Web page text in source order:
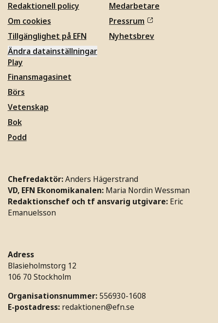
Redaktionell policy
Om cookies
Tillgänglighet på EFN
Ändra datainställningar
Medarbetare
Pressrum
Nyhetsbrev
Play
Finansmagasinet
Börs
Vetenskap
Bok
Podd
Chefredaktör:Anders Hägerstrand
VD, EFN Ekonomikanalen: Maria Nordin Wessman
Redaktionschef och tf ansvarig utgivare: Eric
Emanuelsson
Adress
Blasieholmstorg 12
106 70 Stockholm
Organisationsnummer: 556930-1608
E-postadress: redaktionen@efn.se